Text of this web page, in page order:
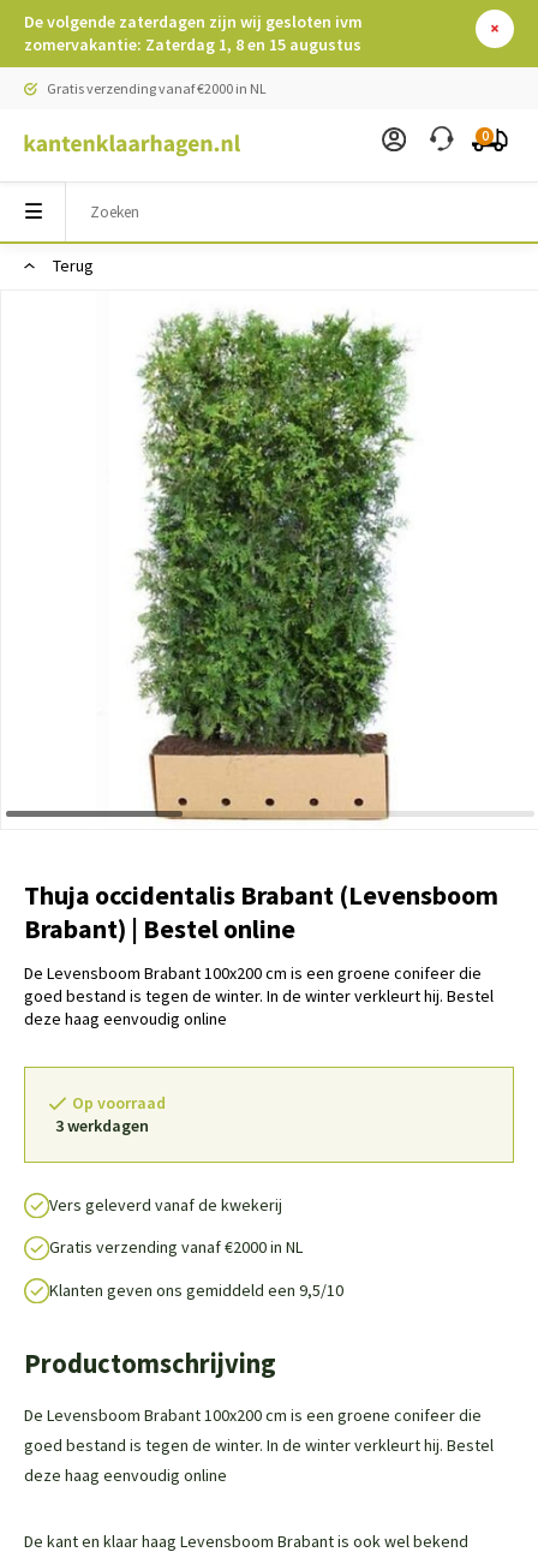
De volgende zaterdagen zijn wij gesloten ivm
zomervakantie: Zaterdag 1, 8 en 15 augustus
Gratis verzending vanaf €2000 in NL
0
Terug
Thuja occidentalis Brabant (Levensboom
Brabant) | Bestel online
De Levensboom Brabant 100x200 cm is een groene conifeer die
goed bestand is tegen de winter. In de winter verkleurt hij. Bestel
deze haag eenvoudig online
Op voorraad
3 werkdagen
Vers geleverd vanaf de kwekerij
Gratis verzending vanaf €2000 in NL
Klanten geven ons gemiddeld een 9,5/10
Productomschrijving
De Levensboom Brabant 100x200 cm is een groene conifeer die
goed bestand is tegen de winter. In de winter verkleurt hij. Bestel
deze haag eenvoudig online
De kant en klaar haag Levensboom Brabant is ook wel bekend